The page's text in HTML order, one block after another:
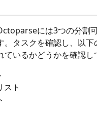
には3つの分割
。タスクを確認し、以
ているかどうかを確認し
スト